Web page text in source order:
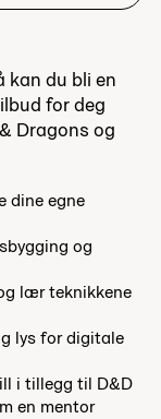
kan du bli en
for deg
Dragons og
dine egne
og
lær teknikkene
lys for digitale
i tillegg til D&D
en mentor